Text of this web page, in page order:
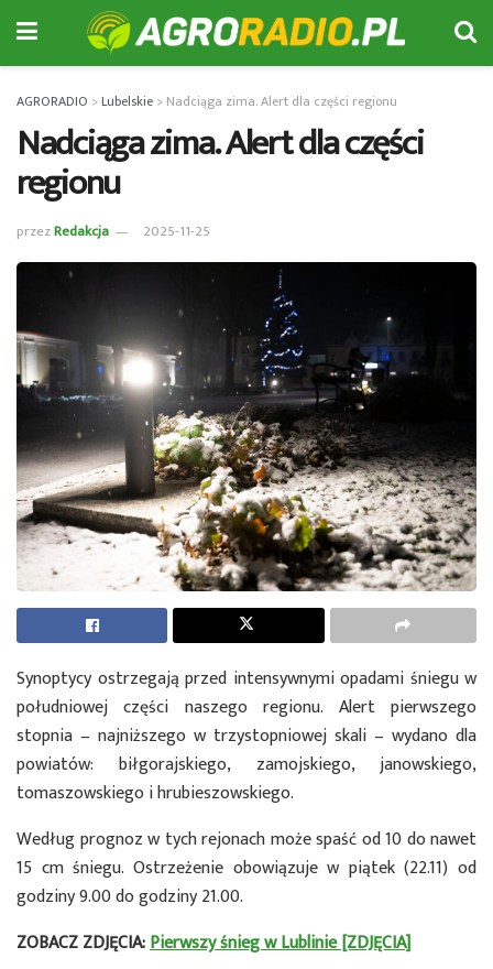
AGRORADIO >Lubelskie > Nadciąga zima. Alert dla części regionu
Nadciąga zima. Alert dla części
regionu
przezRedakcja 2025-11-25
Synoptycy ostrzegają przed intensywnymi opadami śniegu w
południowej części naszego regionu. Alert pierwszego
stopnia – najniższego w trzystopniowej skali – wydano dla
powiatów: biłgorajskiego, zamojskiego, janowskiego,
tomaszowskiego i hrubieszowskiego.
Według prognoz w tych rejonach może spaść od 10 do nawet
15 cm śniegu. Ostrzeżenie obowiązuje w piątek (22.11) od
godziny 9.00 do godziny 21.00.
ZOBACZ ZDJĘCIA:Pierwszy śnieg w Lublinie [ZDJĘCIA]